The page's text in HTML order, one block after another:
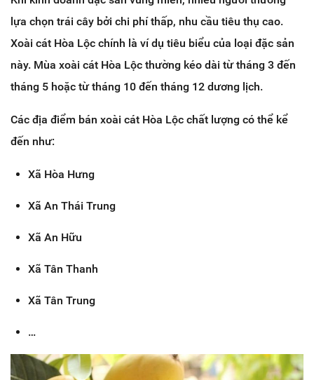
lựa chọn trái cây bởi chi phí thấp, nhu cầu tiêu thụ cao.
Xoài cát Hòa Lộc chính là ví dụ tiêu biểu của loại đặc sản
này. Mùa xoài cát Hòa Lộc thường kéo dài từ tháng 3 đến
tháng 5 hoặc từ tháng 10 đến tháng 12 dương lịch.
Các địa điểm bán xoài cát Hòa Lộc chất lượng có thể kể
đến như:
Xã Hòa Hưng
Xã An Thái Trung
Xã An Hữu
Xã Tân Thanh
Xã Tân Trung
…